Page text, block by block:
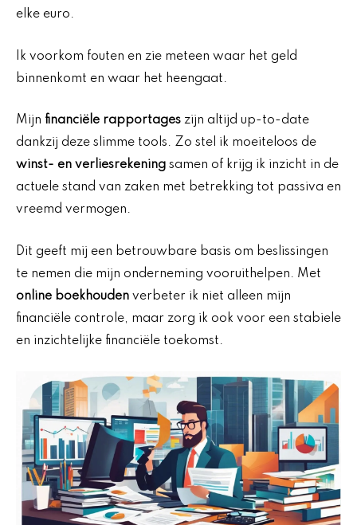
elke euro.
Ik voorkom fouten en zie meteen waar het geld
binnenkomt en waar het heengaat.
Mijn financiële rapportages zijn altijd up-to-date
dankzij deze slimme tools. Zo stel ik moeiteloos de
winst- en verliesrekening samen of krijg ik inzicht in de
actuele stand van zaken met betrekking tot passiva en
vreemd vermogen.
Dit geeft mij een betrouwbare basis om beslissingen
te nemen die mijn onderneming vooruithelpen. Met
online boekhouden verbeter ik niet alleen mijn
financiële controle, maar zorg ik ook voor een stabiele
en inzichtelijke financiële toekomst.